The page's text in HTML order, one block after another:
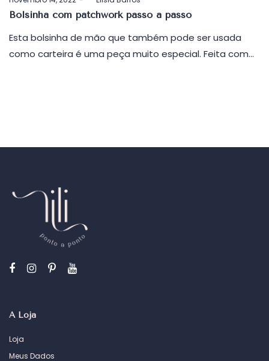
em
Bolsinha com patchwork passo a passo
Esta bolsinha de mão que também pode ser usada
como carteira é uma peça muito especial. Feita com…
A Loja
Loja
Meus Dados